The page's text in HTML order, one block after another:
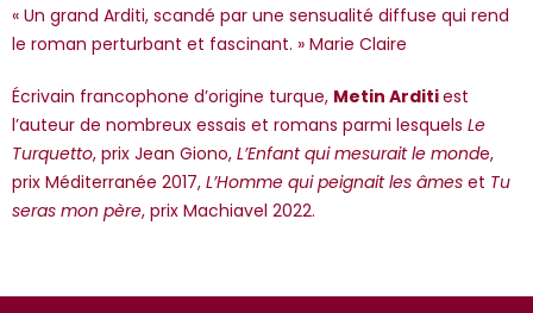
« Un grand Arditi, scandé par une sensualité diffuse qui rend
le roman perturbant et fascinant. » Marie Claire
Écrivain francophone d’origine turque, Metin Arditiest
l’auteur de nombreux essais et romans parmi lesquels Le
Turquetto, prix Jean Giono, L’Enfant qui mesurait le monde,
prix Méditerranée 2017, L’Homme qui peignait les âmes et Tu
seras mon père, prix Machiavel 2022.